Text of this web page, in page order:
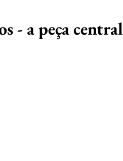
- a peça central